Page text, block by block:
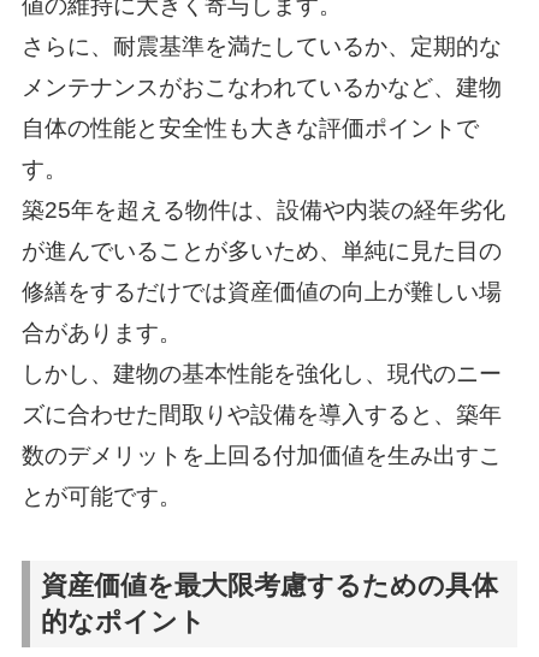
値の維持に大きく寄与します。
さらに、耐震基準を満たしているか、定期的な
メンテナンスがおこなわれているかなど、建物
自体の性能と安全性も大きな評価ポイントで
す。
築25年を超える物件は、設備や内装の経年劣化
が進んでいることが多いため、単純に見た目の
修繕をするだけでは資産価値の向上が難しい場
合があります。
しかし、建物の基本性能を強化し、現代のニー
ズに合わせた間取りや設備を導入すると、築年
数のデメリットを上回る付加価値を生み出すこ
とが可能です。
資産価値を最大限考慮するための具体
的なポイント